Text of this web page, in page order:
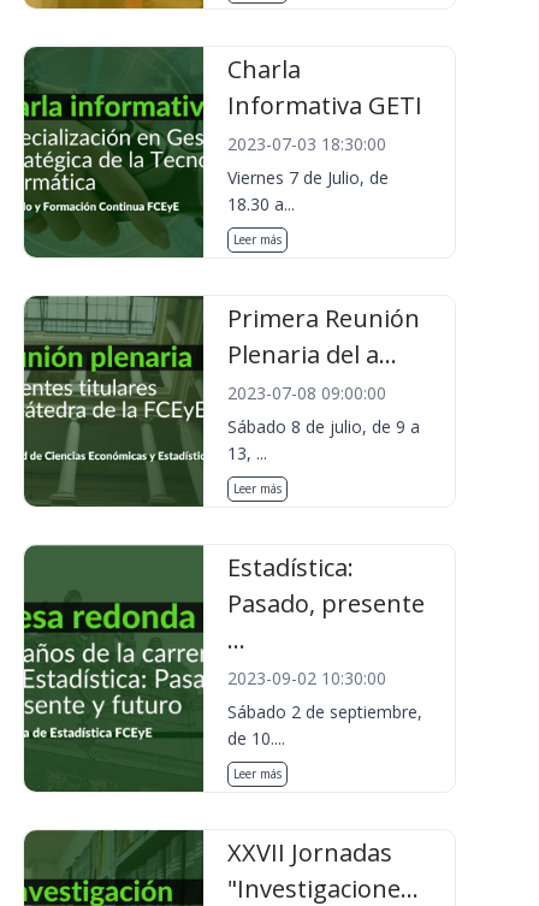
Charla
Informativa GETI
2023-07-03 18:30:00
Viernes 7 de Julio, de
18.30 a...
Leer más
Primera Reunión
Plenaria del a...
2023-07-08 09:00:00
Sábado 8 de julio, de 9 a
13, ...
Leer más
Estadística:
Pasado, presente
...
2023-09-02 10:30:00
Sábado 2 de septiembre,
de 10....
Leer más
XXVII Jornadas
"Investigacione...